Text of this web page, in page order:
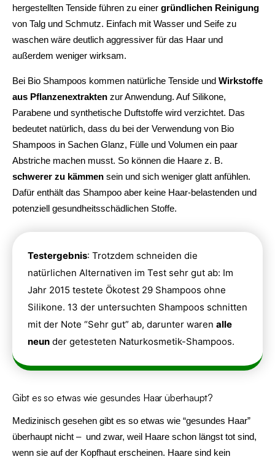
hergestellten Tenside führen zu einer gründlichen Reinigung
von Talg und Schmutz. Einfach mit Wasser und Seife zu
waschen wäre deutlich aggressiver für das Haar und
außerdem weniger wirksam.
Bei Bio Shampoos kommen natürliche Tenside und Wirkstoffe
aus Pflanzenextrakten zur Anwendung. Auf Silikone,
Parabene und synthetische Duftstoffe wird verzichtet. Das
bedeutet natürlich, dass du bei der Verwendung von Bio
Shampoos in Sachen Glanz, Fülle und Volumen ein paar
Abstriche machen musst. So können die Haare z. B.
schwerer zu kämmen sein und sich weniger glatt anfühlen.
Dafür enthält das Shampoo aber keine Haar-belastenden und
potenziell gesundheitsschädlichen Stoffe.
Testergebnis: Trotzdem schneiden die
natürlichen Alternativen im Test sehr gut ab: Im
Jahr 2015 testete Ökotest 29 Shampoos ohne
Silikone. 13 der untersuchten Shampoos schnitten
mit der Note “Sehr gut” ab, darunter waren alle
neun der getesteten Naturkosmetik-Shampoos.
Gibt es so etwas wie gesundes Haar überhaupt?
Medizinisch gesehen gibt es so etwas wie “gesundes Haar”
überhaupt nicht – und zwar, weil Haare schon längst tot sind,
wenn sie auf der Kopfhaut erscheinen. Haare sind kein